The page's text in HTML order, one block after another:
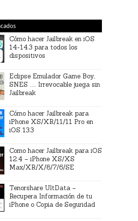
Cómo hacer Jailbreak en iOS
14-14.3 para todos los
dispositivos
Eclipse Emulador Game Boy,
SNES … Irrevocable juega sin
Jailbreak
Cómo hacer Jailbreak para
iPhone XS/XR/11/11 Pro en
iOS 13.3
Como hacer Jailbreak para iOS
12.4 – iPhone XS/XS
Max/XR/X/8/7/6/SE
Tenorshare UltData –
Recupera Información de tu
iPhone o Copia de Seguridad